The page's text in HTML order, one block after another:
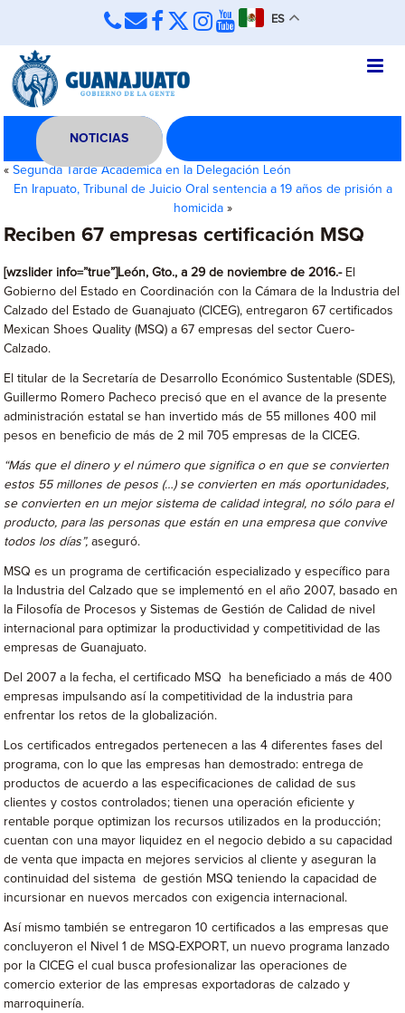
ES
NOTICIAS
«Segunda Tarde Académica en la Delegación León
En Irapuato, Tribunal de Juicio Oral sentencia a 19 años de prisión a
homicida»
Reciben 67 empresas certificación MSQ
[wzslider info=”true”]León, Gto., a 29 de noviembre de 2016.- El
Gobierno del Estado en Coordinación con la Cámara de la Industria del
Calzado del Estado de Guanajuato (CICEG), entregaron 67 certificados
Mexican Shoes Quality (MSQ) a 67 empresas del sector Cuero-
Calzado.
El titular de la Secretaría de Desarrollo Económico Sustentable (SDES),
Guillermo Romero Pacheco precisó que en el avance de la presente
administración estatal se han invertido más de 55 millones 400 mil
pesos en beneficio de más de 2 mil 705 empresas de la CICEG.
“Más que el dinero y el número que significa o en que se convierten
estos 55 millones de pesos (…) se convierten en más oportunidades,
se convierten en un mejor sistema de calidad integral, no sólo para el
producto, para las personas que están en una empresa que convive
todos los días”, aseguró.
MSQ es un programa de certificación especializado y específico para
la Industria del Calzado que se implementó en el año 2007, basado en
la Filosofía de Procesos y Sistemas de Gestión de Calidad de nivel
internacional para optimizar la productividad y competitividad de las
empresas de Guanajuato.
Del 2007 a la fecha, el certificado MSQ ha beneficiado a más de 400
empresas impulsando así la competitividad de la industria para
enfrentar los retos de la globalización.
Los certificados entregados pertenecen a las 4 diferentes fases del
programa, con lo que las empresas han demostrado: entrega de
productos de acuerdo a las especificaciones de calidad de sus
clientes y costos controlados; tienen una operación eficiente y
rentable porque optimizan los recursos utilizados en la producción;
cuentan con una mayor liquidez en el negocio debido a su capacidad
de venta que impacta en mejores servicios al cliente y aseguran la
continuidad del sistema de gestión MSQ teniendo la capacidad de
incursionar en nuevos mercados con exigencia internacional.
Así mismo también se entregaron 10 certificados a las empresas que
concluyeron el Nivel 1 de MSQ-EXPORT, un nuevo programa lanzado
por la CICEG el cual busca profesionalizar las operaciones de
comercio exterior de las empresas exportadoras de calzado y
marroquinería.